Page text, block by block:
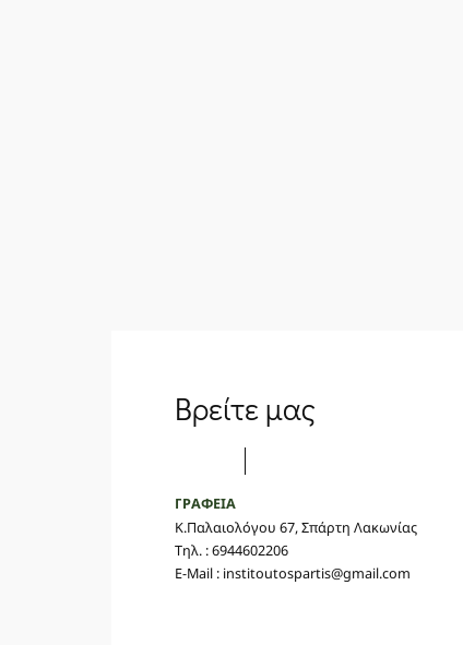
Βρείτε μας
ΓΡΑΦΕΙΑ
Κ.Παλαιολόγου 67, Σπάρτη Λακωνίας
Τηλ. : 6944602206
E-Mail : institoutospartis@gmail.com